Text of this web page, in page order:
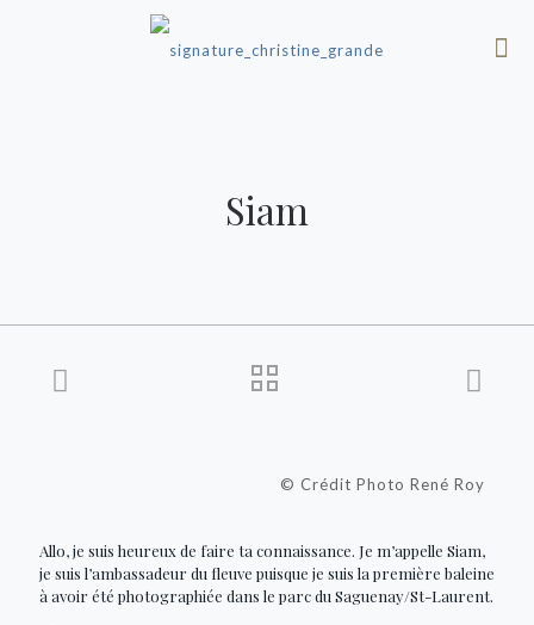
Siam
© Crédit Photo René Roy
Allo, je suis heureux de faire ta connaissance. Je m’appelle Siam,
je suis l’ambassadeur du fleuve puisque je suis la première baleine
à avoir été photographiée dans le parc du Saguenay/St-Laurent.